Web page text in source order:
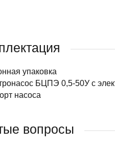
упаковка
БЦПЭ 0,5-50У с
насоса
вопросы